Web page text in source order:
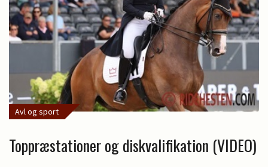
Avl og sport
Toppræstationer og diskvalifikation (VIDEO)